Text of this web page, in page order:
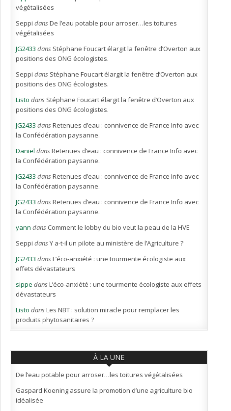
végétalisées
Seppi dansDe l’eau potable pour arroser…les toitures
végétalisées
JG2433 dans Stéphane Foucart élargit la fenêtre d’Overton aux
positions des ONG écologistes.
Seppi dans Stéphane Foucart élargit la fenêtre d’Overton aux
positions des ONG écologistes.
Listo dans Stéphane Foucart élargit la fenêtre d’Overton aux
positions des ONG écologistes.
JG2433 dansRetenues d’eau : connivence de France Info avec
la Confédération paysanne.
Daniel dansRetenues d’eau : connivence de France Info avec
la Confédération paysanne.
JG2433 dansRetenues d’eau : connivence de France Info avec
la Confédération paysanne.
JG2433 dansRetenues d’eau : connivence de France Info avec
la Confédération paysanne.
yann dans Comment le lobby du bio veut la peau de la HVE
Seppi dansY a-t-il un pilote au ministère de l’Agriculture ?
JG2433 dansL’éco-anxiété : une tourmente écologiste aux
effets dévastateurs
sippe dansL’éco-anxiété : une tourmente écologiste aux effets
dévastateurs
Listo dansLes NBT : solution miracle pour remplacer les
produits phytosanitaires ?
À LA UNE
De l’eau potable pour arroser…les toitures végétalisées
Gaspard Koening assure la promotion d’une agriculture bio
idéalisée